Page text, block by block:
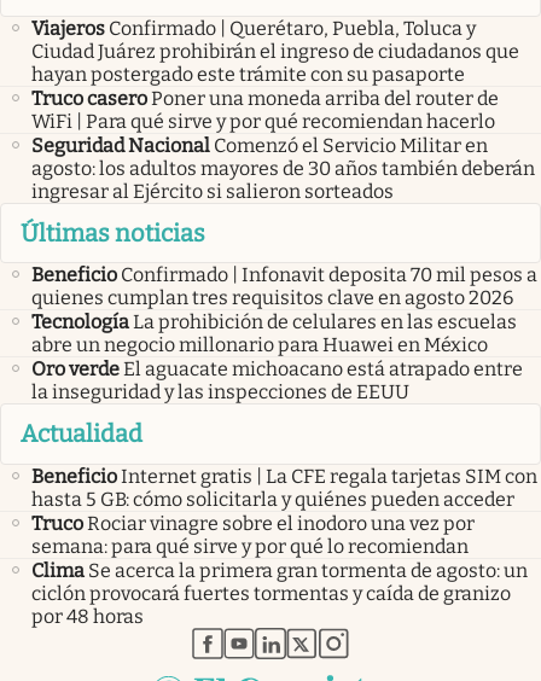
Viajeros Confirmado | Querétaro, Puebla, Toluca y
Ciudad Juárez prohibirán el ingreso de ciudadanos que
hayan postergado este trámite con su pasaporte
Truco caseroPoner una moneda arriba del router de
WiFi | Para qué sirve y por qué recomiendan hacerlo
Seguridad Nacional Comenzó el Servicio Militar en
agosto: los adultos mayores de 30 años también deberán
ingresar al Ejército si salieron sorteados
Últimas noticias
Beneficio Confirmado | Infonavit deposita 70 mil pesos a
quienes cumplan tres requisitos clave en agosto 2026
TecnologíaLa prohibición de celulares en las escuelas
abre un negocio millonario para Huawei en México
Oro verdeEl aguacate michoacano está atrapado entre
la inseguridad y las inspecciones de EEUU
Actualidad
BeneficioInternet gratis | La CFE regala tarjetas SIM con
hasta 5 GB: cómo solicitarla y quiénes pueden acceder
TrucoRociar vinagre sobre el inodoro una vez por
semana: para qué sirve y por qué lo recomiendan
Clima Se acerca la primera gran tormenta de agosto: un
ciclón provocará fuertes tormentas y caída de granizo
por 48 horas
abre en nueva pestaña
abre en nueva pestaña
abre en nueva pestaña
abre en nueva pestaña
abre en nueva pestaña